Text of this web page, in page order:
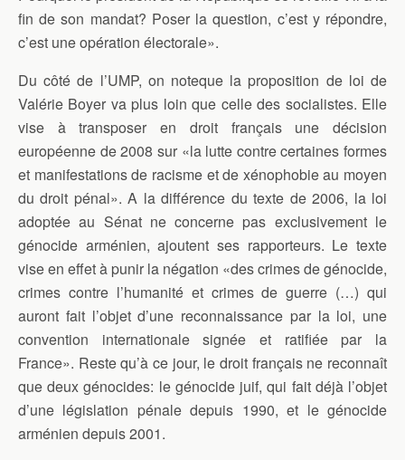
fin de son mandat? Poser la question, c’est y répondre,
c’est une opération électorale».
Du côté de l’UMP, on noteque la proposition de loi de
Valérie Boyer va plus loin que celle des socialistes. Elle
vise à transposer en droit français une décision
européenne de 2008 sur «la lutte contre certaines formes
et manifestations de racisme et de xénophobie au moyen
du droit pénal». A la différence du texte de 2006, la loi
adoptée au Sénat ne concerne pas exclusivement le
génocide arménien, ajoutent ses rapporteurs. Le texte
vise en effet à punir la négation «des crimes de génocide,
crimes contre l’humanité et crimes de guerre (…) qui
auront fait l’objet d’une reconnaissance par la loi, une
convention internationale signée et ratifiée par la
France». Reste qu’à ce jour, le droit français ne reconnaît
que deux génocides: le génocide juif, qui fait déjà l’objet
d’une législation pénale depuis 1990, et le génocide
arménien depuis 2001.